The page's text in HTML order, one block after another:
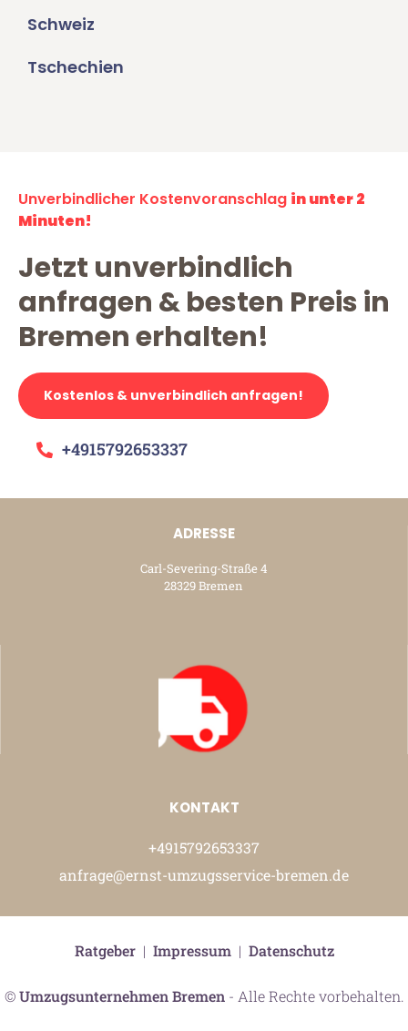
Schweiz
Tschechien
Unverbindlicher Kostenvoranschlag in unter 2
Minuten!
Jetzt unverbindlich
anfragen & besten Preis in
Bremen erhalten!
Kostenlos & unverbindlich anfragen!
+4915792653337
ADRESSE
Carl-Severing-Straße 4
28329 Bremen
KONTAKT
+4915792653337
anfrage@ernst-umzugsservice-bremen.de
©Umzugsunternehmen Bremen- Alle Rechte vorbehalten.
Ratgeber| Impressum| Datenschutz